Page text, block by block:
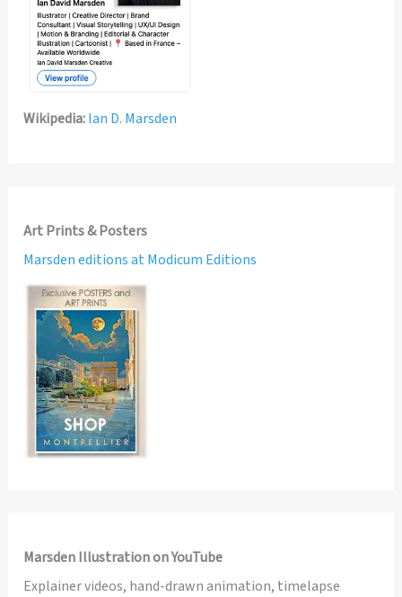
Wikipedia:Ian D. Marsden
Art Prints & Posters
Marsden editions at Modicum Editions
Marsden Illustration on YouTube
Explainer videos, hand-drawn animation, timelapse